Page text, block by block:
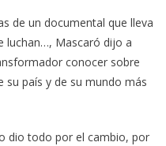
de un documental que lleva
luchan…, Mascaró dijo a
conocer sobre
su país y de su mundo más
dio todo por el cambio, por